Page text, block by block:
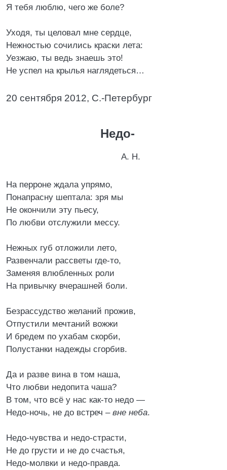
Я тебя люблю, чего же боле?
Уходя, ты целовал мне сердце,
Нежностью сочились краски лета:
Уезжаю, ты ведь знаешь это!
Не успел на крылья наглядеться…
20 сентября 2012, С.-Петербург
Недо-
А. Н.
На перроне ждала упрямо,
Понапрасну шептала: зря мы
Не окончили эту пьесу,
По любви отслужили мессу.
Нежных губ отложили лето,
Развенчали рассветы где-то,
Заменяя влюбленных роли
На привычку вчерашней боли.
Безрассудство желаний прожив,
Отпустили мечтаний вожжи
И бредем по ухабам скорби,
Полустанки надежды сгорбив.
Да и разве вина в том наша,
Что любви недопита чаша?
В том, что всё у нас как-то недо —
Недо-ночь, не до встреч – вне неба.
Недо-чувства и недо-страсти,
Не до грусти и не до счастья,
Недо-молвки и недо-правда.